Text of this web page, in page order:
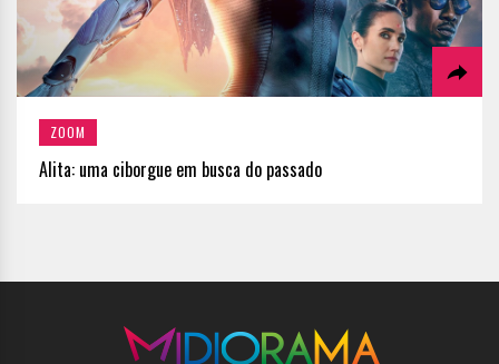
ZOOM
Alita: uma ciborgue em busca do passado